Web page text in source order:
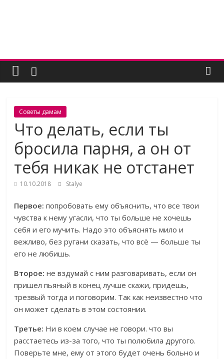
Женский
угодник
Блог
полезных
статей
для
женщин
Советы дамам
Что делать, если ты
бросила парня, а он от
тебя никак не отстанет
10.10.2018 Stalye
Первое: попробовать ему объяснить, что все твои
чувства к нему угасли, что ты больше не хочешь
себя и его мучить. Надо это объяснять мило и
вежливо, без ругани сказать, что всё — больше ты
его не любишь.
Второе: не вздумай с ним разговаривать, если он
пришел пьяный в конец лучше скажи, придешь,
трезвый тогда и поговорим. Так как неизвестно что
он может сделать в этом состоянии.
Третье: Ни в коем случае не говори. что вы
расстаетесь из-за того, что ты полюбила другого.
Поверьте мне, ему от этого будет очень больно и